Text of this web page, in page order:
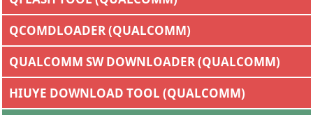
QCOMDLOADER (QUALCOMM)
QUALCOMM SW DOWNLOADER (QUALCOMM)
HIUYE DOWNLOAD TOOL (QUALCOMM)